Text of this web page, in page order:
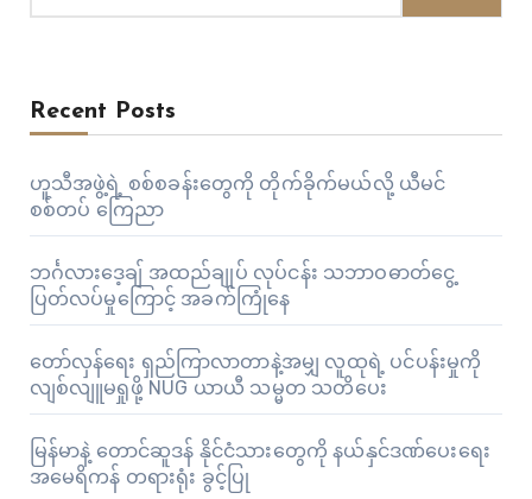
Recent Posts
ဟူသီအဖွဲ့ရဲ့ စစ်စခန်းတွေကို တိုက်ခိုက်မယ်လို့ ယီမင်
စစ်တပ် ကြေညာ
ဘင်္ဂလားဒေ့ချ် အထည်ချုပ် လုပ်ငန်း သဘာဝဓာတ်ငွေ့
ပြတ်လပ်မှုကြောင့် အခက်ကြုံနေ
တော်လှန်ရေး ရှည်ကြာလာတာနဲ့အမျှ လူထုရဲ့ ပင်ပန်းမှုကို
လျစ်လျူမရှုဖို့ NUG ယာယီ သမ္မတ သတိပေး
မြန်မာနဲ့ တောင်ဆူဒန် နိုင်ငံသားတွေကို နယ်နှင်ဒဏ်ပေးရေး
အမေရိကန် တရားရုံး ခွင့်ပြု